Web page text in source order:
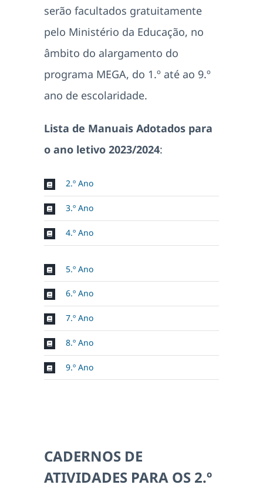
serão facultados gratuitamente
pelo Ministério da Educação, no
âmbito do alargamento do
programa MEGA, do 1.º até ao 9.º
ano de escolaridade.
Lista de Manuais Adotados para
o ano letivo 2023/2024:
2.º Ano
3.º Ano
4.º Ano
5.º Ano
6.º Ano
7.º Ano
8.º Ano
9.º Ano
CADERNOS DE
ATIVIDADES PARA OS 2.º